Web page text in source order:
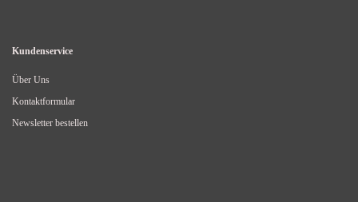
Kundenservice
Über Uns
Kontaktformular
Newsletter bestellen